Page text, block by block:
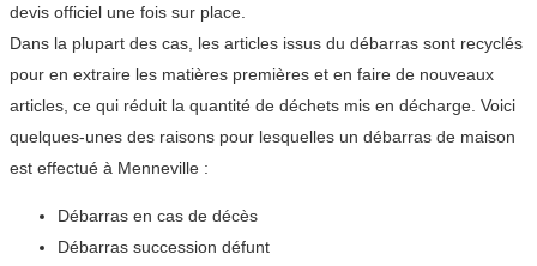
devis officiel une fois sur place.
Dans la plupart des cas, les articles issus du débarras sont recyclés
pour en extraire les matières premières et en faire de nouveaux
articles, ce qui réduit la quantité de déchets mis en décharge. Voici
quelques-unes des raisons pour lesquelles un débarras de maison
est effectué à Menneville :
Débarras en cas de décès
Débarras succession défunt